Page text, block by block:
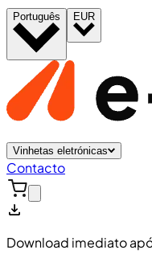
Português EUR
Vinhetas eletrónicas
Contacto
Download imediato